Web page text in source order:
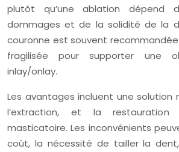
plutôt qu’une ablation dépend
dommages et de la solidité de la
couronne est souvent
fragilisée pour supporter une
inlay/onlay.
Les avantages incluent une solution
l’extraction, et la
masticatoire. Les inconvénients
coût, la nécessité de tailler la